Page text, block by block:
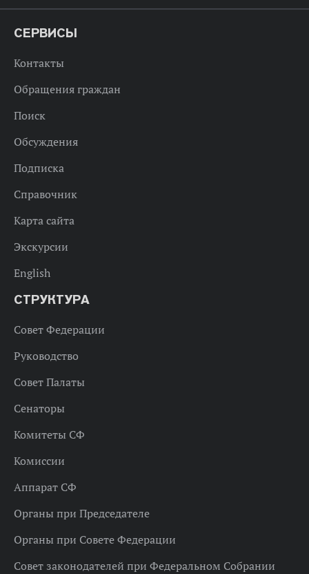
СЕРВИСЫ
Контакты
Обращения граждан
Поиск
Обсуждения
Подписка
Справочник
Карта сайта
Экскурсии
English
СТРУКТУРА
Совет Федерации
Руководство
Совет Палаты
Сенаторы
Комитеты СФ
Комиссии
Аппарат СФ
Органы при Председателе
Органы при Совете Федерации
Совет законодателей при Федеральном Собрании